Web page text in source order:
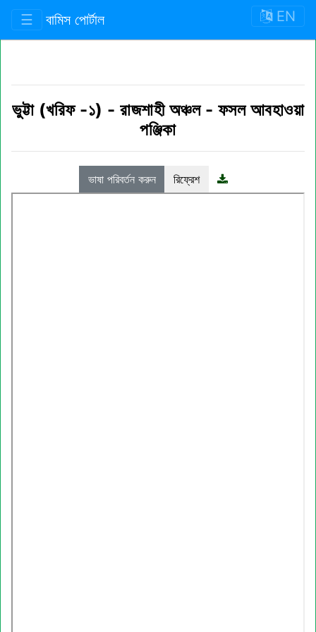
☰ বামিস পোর্টাল EN
ভুট্টা (খরিফ -১) - রাজশাহী অঞ্চল- ফসল আবহাওয়া
পঞ্জিকা
ভাষা পরিবর্তন করুন রিফ্রেশ